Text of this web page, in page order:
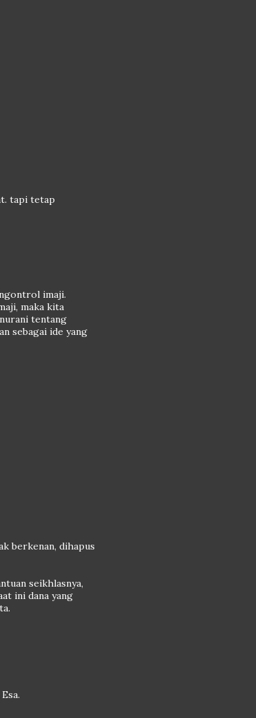
tapi tetap
imaji.
maka kita
tentang
sebagai ide yang
berkenan, dihapus
seikhlasnya,
ini dana yang